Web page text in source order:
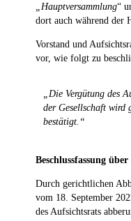
„Hauptversammlung“
dort auch während der
Vorstand und
vor, wie folgt zu
„Die Vergütung des
der Gesellschaft wird
bestätigt.“
Beschlussfassung
Durch gerichtlichen
vom 18. September
des Aufsichtsrats